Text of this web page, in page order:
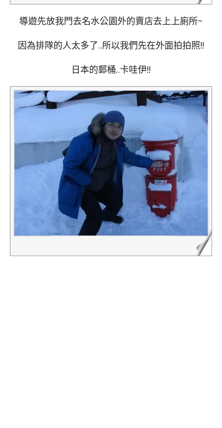
導遊先放我門去名水公園外的賣店去上上廁所~
因為排隊的人太多了..所以我們先在外面拍拍照!!
日本的郵桶..卡哇伊!!